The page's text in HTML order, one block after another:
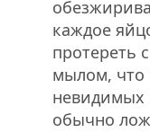
каждое
протереть
мылом, что
невидимых
обычно